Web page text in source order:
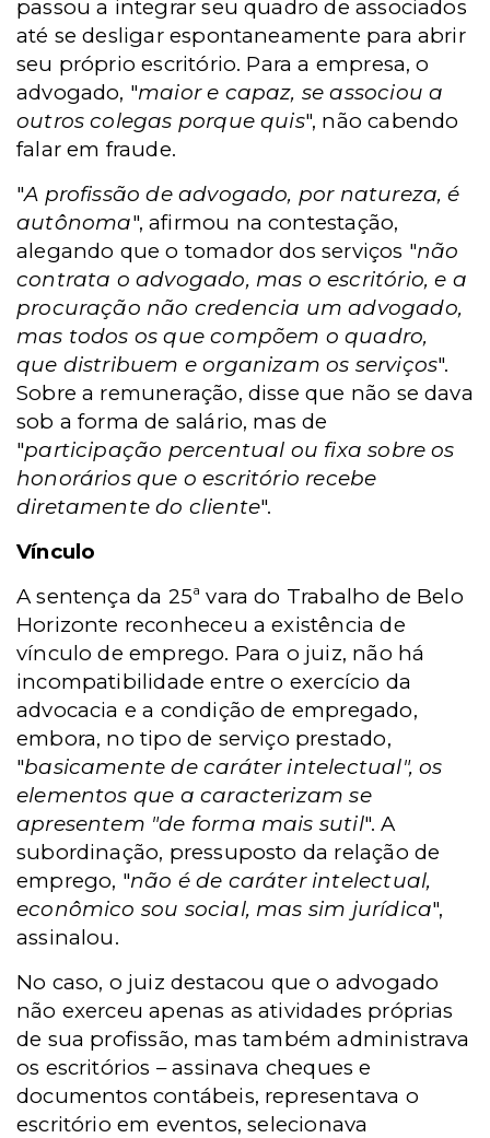
passou a integrar seu quadro de associados
até se desligar espontaneamente para abrir
seu próprio escritório. Para a empresa, o
advogado, "maior e capaz, se associou a
outros colegas porque quis", não cabendo
falar em fraude.
"A profissão de advogado, por natureza, é
autônoma", afirmou na contestação,
alegando que o tomador dos serviços "não
contrata o advogado, mas o escritório, e a
procuração não credencia um advogado,
mas todos os que compõem o quadro,
que distribuem e organizam os serviços".
Sobre a remuneração, disse que não se dava
sob a forma de salário, mas de
"participação percentual ou fixa sobre os
honorários que o escritório recebe
diretamente do cliente".
Vínculo
A sentença da 25ª vara do Trabalho de Belo
Horizonte reconheceu a existência de
vínculo de emprego. Para o juiz, não há
incompatibilidade entre o exercício da
advocacia e a condição de empregado,
embora, no tipo de serviço prestado,
"basicamente de caráter intelectual", os
elementos que a caracterizam se
apresentem "de forma mais sutil". A
subordinação, pressuposto da relação de
emprego, "não é de caráter intelectual,
econômico sou social, mas sim jurídica",
assinalou.
No caso, o juiz destacou que o advogado
não exerceu apenas as atividades próprias
de sua profissão, mas também administrava
os escritórios – assinava cheques e
documentos contábeis, representava o
escritório em eventos, selecionava